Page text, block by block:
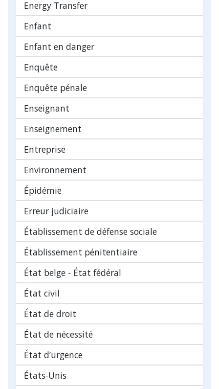
Energy Transfer
Enfant
Enfant en danger
Enquête
Enquête pénale
Enseignant
Enseignement
Entreprise
Environnement
Épidémie
Erreur judiciaire
Établissement de défense sociale
Établissement pénitentiaire
État belge - État fédéral
État civil
État de droit
État de nécessité
État d’urgence
États-Unis